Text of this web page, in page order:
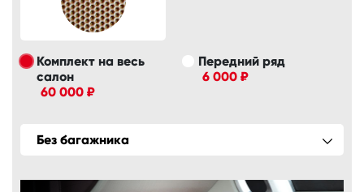
Комплект на весь
салон
60 000 ₽
Передний ряд
6 000 ₽
Без багажника